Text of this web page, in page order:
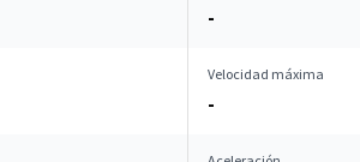
-
Velocidad máxima
-